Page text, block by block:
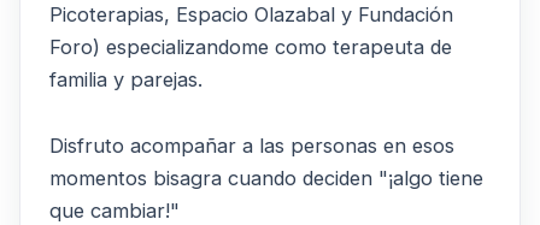
Picoterapias, Espacio Olazabal y Fundación
Foro) especializandome como terapeuta de
familia y parejas.
Disfruto acompañar a las personas en esos
momentos bisagra cuando deciden "¡algo tiene
que cambiar!"